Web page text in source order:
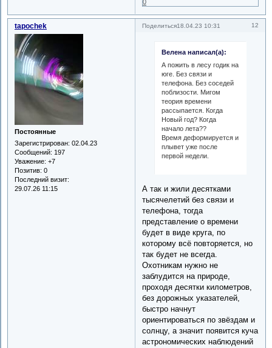
0
Поделиться 12
18.04.23 10:31
tapochek
Постоянные
Зарегистрирован: 02.04.23
Сообщений: 197
Уважение: +7
Позитив: 0
Последний визит:
29.07.26 11:15
Велена написал(а):
А пожить в лесу годик на
юге. Без связи и
телефона. Без соседей
поблизости. Мигом
теория времени
рассыпается. Когда
Новый год? Когда
начало лета??
Время деформируется и
плывет уже после
первой недели.
А так и жили десятками
тысячелетий без связи и
телефона, тогда
представление о времени
будет в виде круга, по
которому всё повторяется, но
так будет не всегда.
Охотникам нужно не
заблудится на природе,
проходя десятки километров,
без дорожных указателей,
быстро начнут
ориентироваться по звёздам и
солнцу, а значит появится куча
астрономических наблюдений